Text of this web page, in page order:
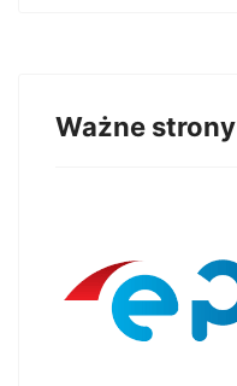
Ważne strony